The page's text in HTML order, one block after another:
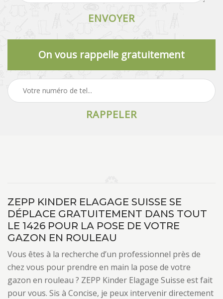
On vous rappelle gratuitement
ZEPP KINDER ELAGAGE SUISSE SE
DÉPLACE GRATUITEMENT DANS TOUT
LE 1426 POUR LA POSE DE VOTRE
GAZON EN ROULEAU
Vous êtes à la recherche d’un professionnel près de
chez vous pour prendre en main la pose de votre
gazon en rouleau ? ZEPP Kinder Elagage Suisse est fait
pour vous. Sis à Concise, je peux intervenir directement